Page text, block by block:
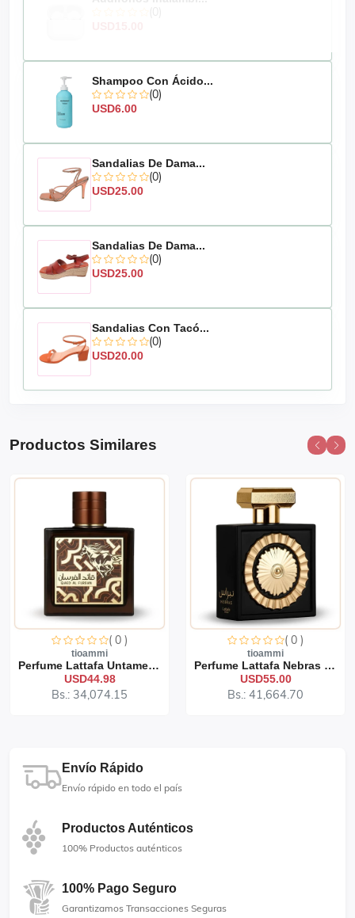
Shampoo Con Ácido...
(0)
USD6.00
Sandalias De Dama...
(0)
USD25.00
Sandalias De Dama...
(0)
USD25.00
Sandalias Con Tacó...
(0)
USD20.00
Productos Similares
( 0 )
tioammi
Perfume Lattafa Untamed 1...
USD44.98
Bs.: 34,074.15
( 0 )
tioammi
Perfume Lattafa Nebras 10...
USD55.00
Bs.: 41,664.70
Envío Rápido
Envío rápido en todo el país
Productos Auténticos
100% Productos auténticos
100% Pago Seguro
Garantizamos Transacciones Seguras